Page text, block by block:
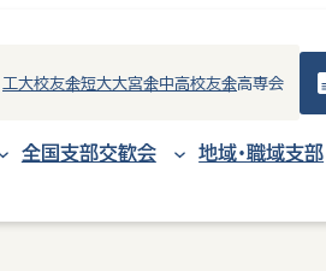
工大校友会短大大宮会中高校友会高専会
全国支部交歓会 地域・職域支部